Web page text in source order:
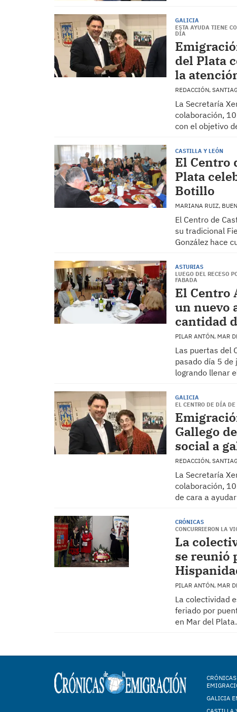
GALICIA
ESTA AYUDA TIENE
DÍA
del Plata
la
REDACCIÓN,
La Secretaría
colaboración,
con el objetivo
CASTILLA Y LEÓN
El Centro
Plata
Botillo
MARIANA RUIZ,
El Centro de
su tradicional
González hace
ASTURIAS
LUEGO DEL RECESO
FABADA
El Centro
un nuevo
cantidad
PILAR ANTÓN, MAR
Las puertas del
pasado día 5 de
logrando llenar
GALICIA
EL CENTRO DE DÍA
Gallego
social a
REDACCIÓN,
La Secretaría
colaboración,
de cara a
CRÓNICAS
CONCURRIERON LA
La
se reunió
PILAR ANTÓN, MAR
La colectividad
feriado por
en Mar del
GALICIA